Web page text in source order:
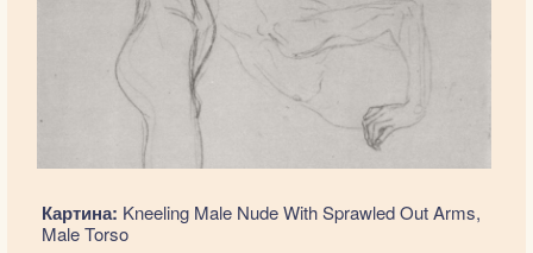
Картина: Kneeling Male Nude With Sprawled Out Arms,
Male Torso